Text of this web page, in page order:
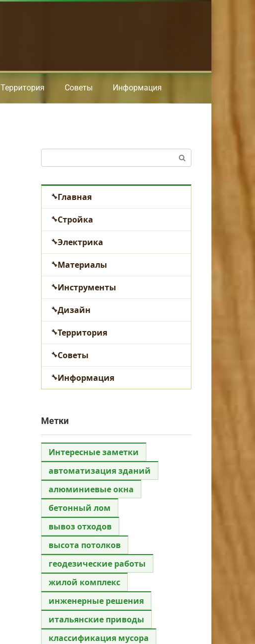
Территория Советы Информация
Главная
Стройка
Электрика
Материалы
Инструменты
Дизайн
Территория
Советы
Информация
Метки
Интересные заметки
автоматизация зданий
алюминиевые окна
бетонный лом
вывоз отходов
высота потолков
геодезические работы
жилой комплекс
инженерные решения
итальянские приводы
классификация мусора